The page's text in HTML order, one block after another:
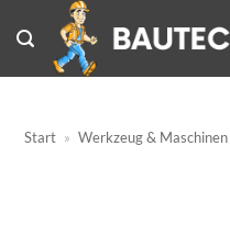
Inhalt
springen
Start » Werkzeug & Maschinen